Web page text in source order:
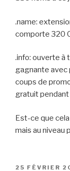
.name:
comporte 320
.info: ouverte à
gagnante avec
coups de
gratuit pendant
Est-ce que
mais au niveau
PUBLIÉ
25 FÉVRIER